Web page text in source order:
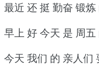
最近 还 挺 勤奋 锻
早上 好 今天 是 周五
今天 我们 的 亲人们